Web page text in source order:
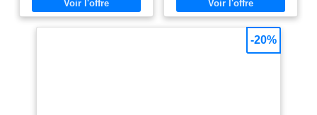
mm / avant-pied 24 mm).
chaussures homme est fabriqué
en textile et en coton respirant
absorption des chocs accrus,
offrant un confort même en
position debout et en marchant
-20%